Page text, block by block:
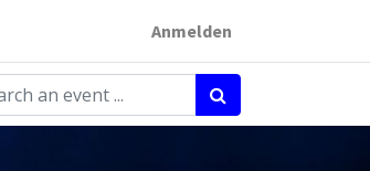
Anmelden